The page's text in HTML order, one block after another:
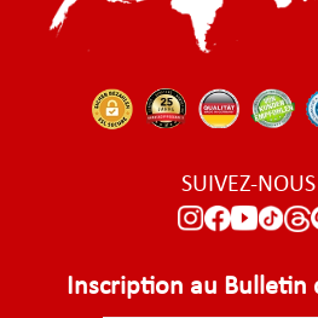
SUIVEZ-
Inscription au